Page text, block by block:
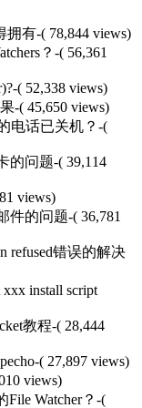
拥有-( 78,844 views)
？ -( 56,361
-( 52,338 views)
-( 45,650 views)
电话已关机？ -(
的问题-( 39,114
views)
件的问题-( 36,781
refused错误的解决
install script
教程-( 28,444
-( 27,897 views)
views)
Watcher？ -(